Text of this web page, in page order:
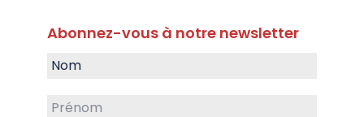
Abonnez-vous à notre newsletter